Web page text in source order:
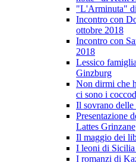
"L'Arminuta"
Incontro con
ottobre 2018
Incontro con
2018
Lessico
Ginzburg
Non dirmi che
ci sono i
Il sovrano delle
Presentazione
Lattes Grinzane
Il maggio dei
I leoni di
I romanzi di